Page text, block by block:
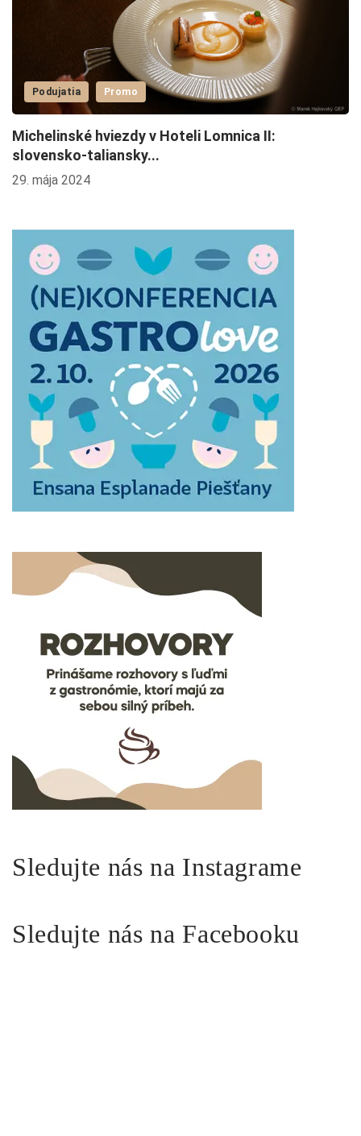
Podujatia Promo
Michelinské hviezdy v Hoteli Lomnica II:
slovensko-taliansky...
29. mája 2024
Sledujte nás na Instagrame
Sledujte nás na Facebooku